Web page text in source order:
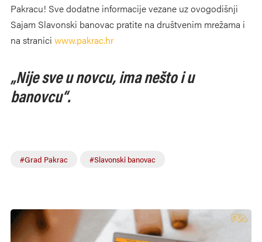
Pakracu! Sve dodatne informacije vezane uz ovogodišnji
Sajam Slavonski banovac pratite na društvenim mrežama i
na stranici www.pakrac.hr
„Nije sve u novcu, ima nešto i u
banovcu“.
#Grad Pakrac #Slavonski banovac